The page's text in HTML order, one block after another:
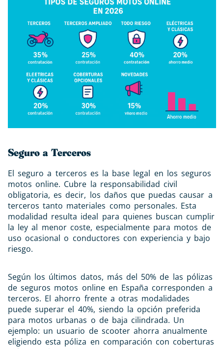
Seguro a Terceros
El seguro a terceros es la base legal en los seguros
motos online. Cubre la responsabilidad civil
obligatoria, es decir, los daños que puedas causar a
terceros tanto materiales como personales. Esta
modalidad resulta ideal para quienes buscan cumplir
la ley al menor coste, especialmente para motos de
uso ocasional o conductores con experiencia y bajo
riesgo.
Según los últimos datos, más del 50% de las pólizas
de seguros motos online en España corresponden a
terceros. El ahorro frente a otras modalidades
puede superar el 40%, siendo la opción preferida
para motos urbanas o de baja cilindrada. Un
ejemplo: un usuario de scooter ahorra anualmente
eligiendo esta póliza en comparación con coberturas